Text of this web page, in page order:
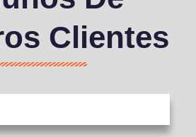
Clientes